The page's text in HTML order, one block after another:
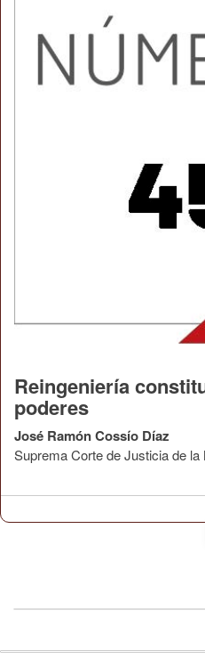
Reingeniería
poderes
José Ramón Cossío Díaz
Suprema Corte de Justicia de la